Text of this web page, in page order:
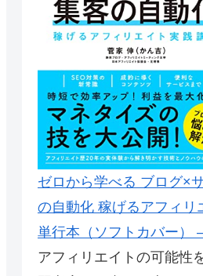
ゼロから学べる ブログ×
の自動化 稼げるアフィリ
単行本（ソフトカバー）
アフィリエイトの可能性